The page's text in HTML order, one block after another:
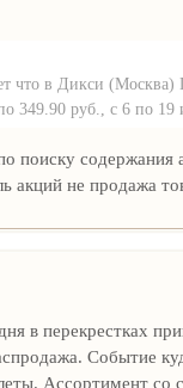
что в Дикси (Москва)
349.90 руб., с 6 по 19
поиску
акций не продажа
в перекрестках
Событие
Ассортимент со